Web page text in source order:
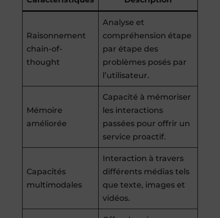
Raisonnement
chain-of-
thought
Analyse et
compréhension étape
par étape des
problèmes posés par
l’utilisateur.
Mémoire
améliorée
Capacité à mémoriser
les interactions
passées pour offrir un
service proactif.
Capacités
multimodales
Interaction à travers
différents médias tels
que texte, images et
vidéos.